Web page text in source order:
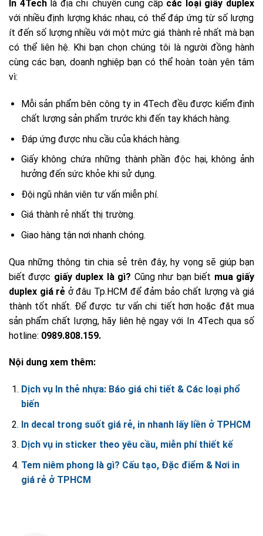
In 4Techlà địa chỉ chuyên cung cấp các loại giấy duplex
với nhiều định lượng khác nhau, có thể đáp ứng từ số lượng
ít đến số lượng nhiều với một mức giá thành rẻ nhất mà bạn
có thể liên hệ. Khi bạn chọn chúng tôi là người đồng hành
cùng các bạn, doanh nghiệp bạn có thể hoàn toàn yên tâm
vì:
Mỗi sản phẩm bên công ty in 4Tech đều được kiểm định
chất lượng sản phẩm trước khi đến tay khách hàng.
Đáp ứng được nhu cầu của khách hàng.
Giấy không chứa những thành phần độc hại, không ảnh
hưởng đến sức khỏe khi sử dụng.
Đội ngũ nhân viên tư vấn miễn phí.
Giá thành rẻ nhất thị trường.
Giao hàng tận nơi nhanh chóng.
Qua những thông tin chia sẻ trên đây, hy vọng sẽ giúp bạn
biết được giấy duplex là gì? Cũng như bạn biết mua giấy
duplex giá rẻ ở đâu Tp.HCM để đảm bảo chất lượng và giá
thành tốt nhất. Để được tư vấn chi tiết hơn hoặc đặt mua
sản phẩm chất lượng, hãy liên hệ ngay với In 4Tech qua số
hotline: 0989.808.159.
Nội dung xem thêm:
Dịch vụ In thẻ nhựa: Báo giá chi tiết & Các loại phổ
biến
In decal trong suốt giá rẻ, in nhanh lấy liền ở TPHCM
Dịch vụ in sticker theo yêu cầu, miễn phí thiết kế
Tem niêm phong là gì? Cấu tạo, Đặc điểm & Nơi in
giá rẻ ở TPHCM